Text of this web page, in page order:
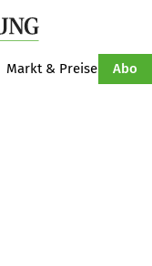
Markt & Preise Abo